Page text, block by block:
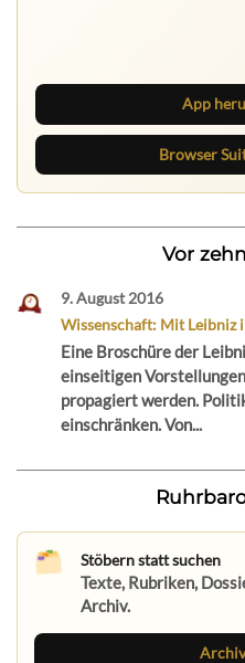
App
Browser
Vor
9. August 2016
Wissenschaft: Mit Leibniz
Eine Broschüre der
einseitigen
propagiert werden.
einschränken. Von...
Stöbern statt suchen
Texte, Rubriken,
Archiv.